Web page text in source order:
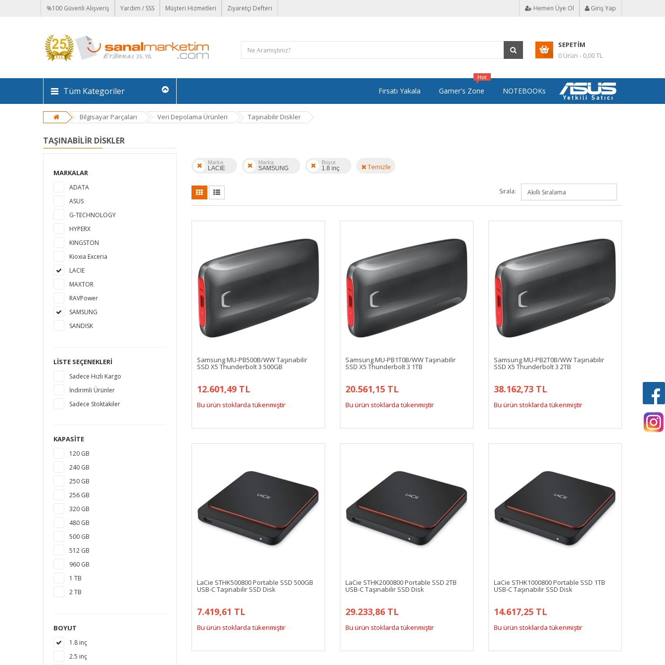
%100 Güvenli Alışveriş Yardım / SSS Müşteri Hizmetleri Ziyaretçi Defteri Hemen Üye Ol Giriş Yap
SEPETIM
0 Ürün - 0,00 TL
Tüm Kategoriler Fırsatı Yakala Gamer's Zone NOTEBOOKs
Bilgisayar Parçaları Veri Depolama Ürünleri Taşınabilir Diskler
TAŞINABILIR DISKLER
MARKALAR
ADATA
ASUS
G-TECHNOLOGY
HYPERX
KINGSTON
Kioxia Exceria
LACIE
MAXTOR
RAVPower
SAMSUNG
SANDISK
WESTERN DIGITAL
LISTE SEÇENEKLERI
Sadece Hızlı Kargo
İndirimli Ürünler
Sadece Stoktakiler
KAPASITE
120 GB
240 GB
250 GB
256 GB
320 GB
480 GB
500 GB
512 GB
960 GB
1 TB
2 TB
6 TB
8 TB
BOYUT
1.8 inç
2.5 inç
Marka
LACIE
Marka
SAMSUNG
Boyut
1.8 inç Temizle
Sırala:
Samsung MU-PB500B/WW Taşınabilir
SSD X5 Thunderbolt 3 500GB
12.601,49 TL
Bu ürün stoklarda tükenmiştir
Samsung MU-PB1T0B/WW Taşınabilir
SSD X5 Thunderbolt 3 1TB
20.561,15 TL
Bu ürün stoklarda tükenmiştir
Samsung MU-PB2T0B/WW Taşınabilir
SSD X5 Thunderbolt 3 2TB
38.162,73 TL
Bu ürün stoklarda tükenmiştir
LaCie STHK500800 Portable SSD 500GB
USB-C Taşınabilir SSD Disk
7.419,61 TL
Bu ürün stoklarda tükenmiştir
LaCie STHK2000800 Portable SSD 2TB
USB-C Taşınabilir SSD Disk
29.233,86 TL
Bu ürün stoklarda tükenmiştir
LaCie STHK1000800 Portable SSD 1TB
USB-C Taşınabilir SSD Disk
14.617,25 TL
Bu ürün stoklarda tükenmiştir